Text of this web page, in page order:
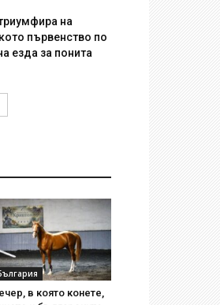
на
първенство по
езда за понита
в която конете,